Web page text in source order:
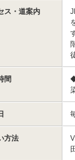
ス・道案内
間
方法